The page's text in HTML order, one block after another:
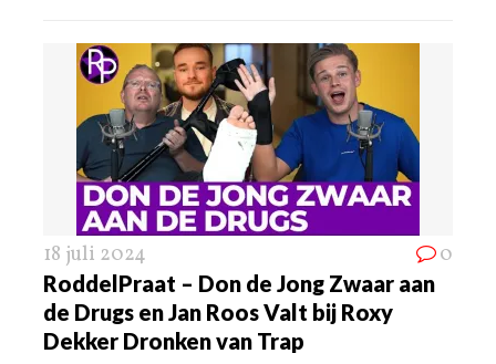
18 juli 2024 0
RoddelPraat – Don de Jong Zwaar aan
de Drugs en Jan Roos Valt bij Roxy
Dekker Dronken van Trap